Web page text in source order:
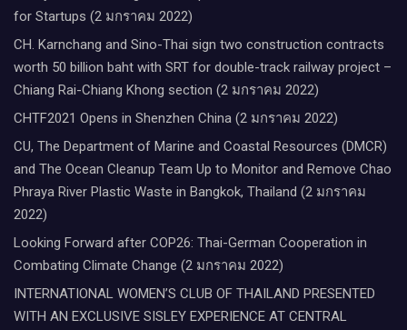
for Startups (2 มกราคม 2022)
CH. Karnchang and Sino-Thai sign two construction contracts
worth 50 billion baht with SRT for double-track railway project –
Chiang Rai-Chiang Khong section (2 มกราคม 2022)
CHTF2021 Opens in Shenzhen China (2 มกราคม 2022)
CU, The Department of Marine and Coastal Resources (DMCR)
and The Ocean Cleanup Team Up to Monitor and Remove Chao
Phraya River Plastic Waste in Bangkok, Thailand (2 มกราคม
2022)
Looking Forward after COP26: Thai-German Cooperation in
Combating Climate Change (2 มกราคม 2022)
INTERNATIONAL WOMEN’S CLUB OF THAILAND PRESENTED
WITH AN EXCLUSIVE SISLEY EXPERIENCE AT CENTRAL